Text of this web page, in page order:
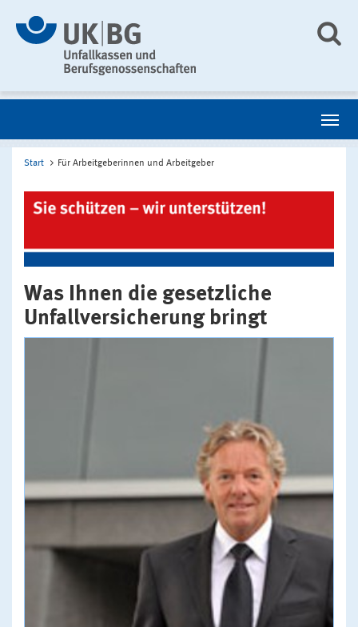
Start Für Arbeitgeberinnen und Arbeitgeber
Was Ihnen die gesetzliche
Unfallversicherung bringt